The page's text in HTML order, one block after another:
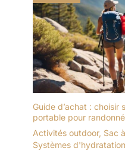
Guide d’achat : choisir
portable pour
Activités outdoor, Sac
Systèmes